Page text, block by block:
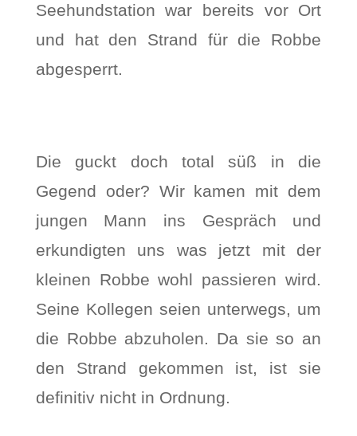
Seehundstation war bereits vor Ort
und hat den Strand für die Robbe
abgesperrt.
Die guckt doch total süß in die
Gegend oder? Wir kamen mit dem
jungen Mann ins Gespräch und
erkundigten uns was jetzt mit der
kleinen Robbe wohl passieren wird.
Seine Kollegen seien unterwegs, um
die Robbe abzuholen. Da sie so an
den Strand gekommen ist, ist sie
definitiv nicht in Ordnung.